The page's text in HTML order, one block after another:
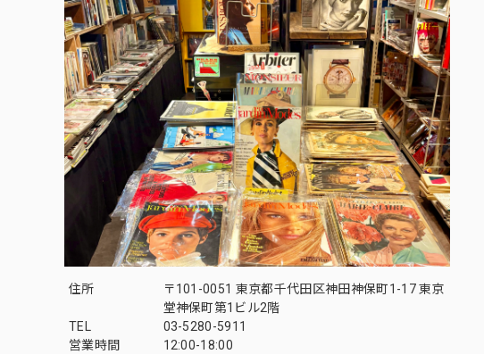
住所
〒101-0051 東京都千代田区神田神保町1-17 東京
堂神保町第1ビル2階
TEL
03-5280-5911
営業時間
12:00-18:00